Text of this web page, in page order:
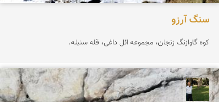
سنگ آرزو
کوه گاوازنگ زنجان، مجموعه ائل داغی، قله سنبله.
عبدل شعبانی